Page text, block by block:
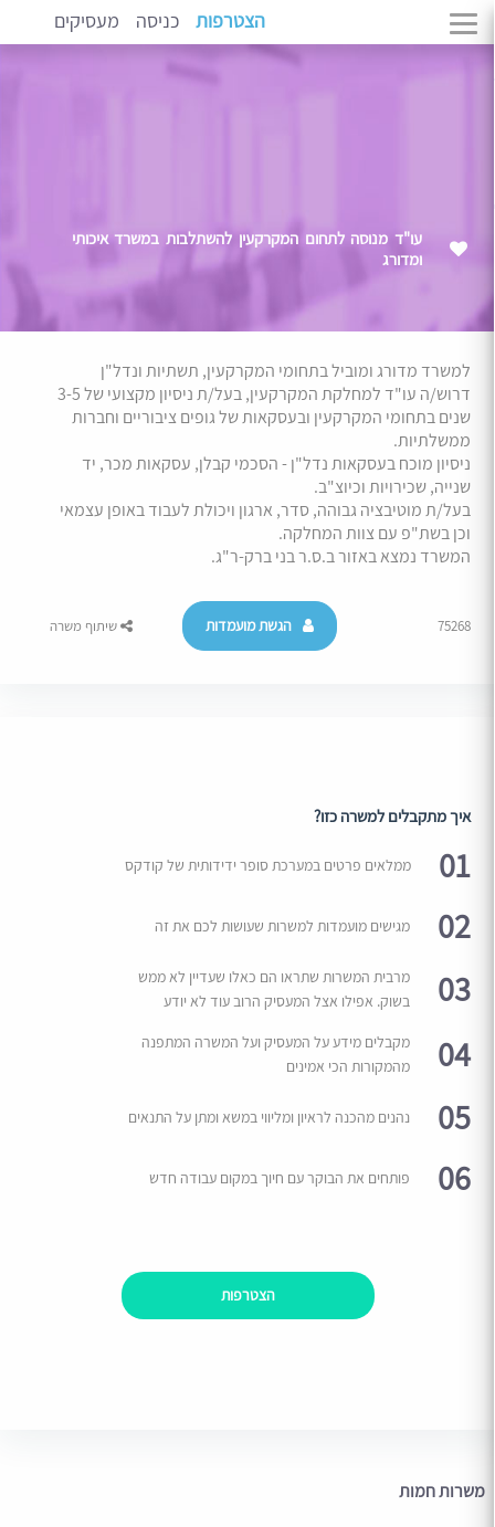
הצטרפות כניסה מעסיקים
עו"ד מנוסה לתחום המקרקעין להשתלבות במשרד איכותי
ומדורג
למשרד מדורג ומוביל בתחומי המקרקעין, תשתיות ונדל"ן
דרוש/ה עו"ד למחלקת המקרקעין, בעל/ת ניסיון מקצועי של 3-5
שנים בתחומי המקרקעין ובעסקאות של גופים ציבוריים וחברות
ממשלתיות.
ניסיון מוכח בעסקאות נדל"ן - הסכמי קבלן, עסקאות מכר, יד
שנייה, שכירויות וכיוצ"ב.
בעל/ת מוטיבציה גבוהה, סדר, ארגון ויכולת לעבוד באופן עצמאי
וכן בשת"פ עם צוות המחלקה.
המשרד נמצא באזור ב.ס.ר בני ברק-ר"ג.
75268 הגשת מועמדות שיתוף משרה
איך מתקבלים למשרה כזו?
01 ממלאים פרטים במערכת סופר ידידותית של קודקס
02 מגישים מועמדות למשרות שעושות לכם את זה
03
מרבית המשרות שתראו הם כאלו שעדיין לא ממש
בשוק. אפילו אצל המעסיק הרוב עוד לא יודע
04
מקבלים מידע על המעסיק ועל המשרה המתפנה
מהמקורות הכי אמינים
05 נהנים מהכנה לראיון ומליווי במשא ומתן על התנאים
06 פותחים את הבוקר עם חיוך במקום עבודה חדש
הצטרפות
משרות חמות